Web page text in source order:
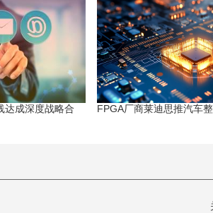
达成深度战略合 FPGA厂商莱迪思推汽车